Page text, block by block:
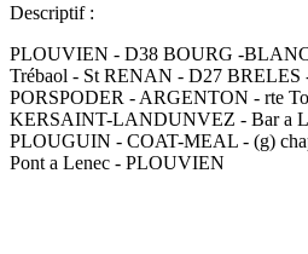
Descriptif :
PLOUVIEN - D38 BOURG -
Trébaol - St RENAN - D27
PORSPODER - ARGENTON - rte
KERSAINT-LANDUNVEZ - Bar a
PLOUGUIN - COAT-MEAL - (g)
Pont a Lenec - PLOUVIEN